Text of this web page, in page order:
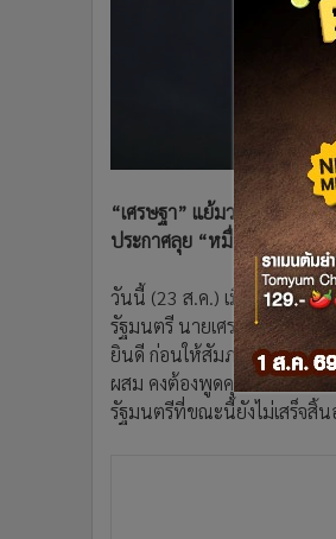
Gotomanager“เศรษฐา” แย้มวางตัว ครม.
ประกาศลุย “หมื่นดิจิทัล” ทันที
วันนี้ (23 ส.ค.) เมื่อเวลา
รัฐมนตรี นายเศรษฐา ทวีสิน
ยินดี ก่อนให้สัมภาษณ์กับสื่อม
ผสม คงต้องพูดคุยกันเรื่องขอ
รัฐมนตรีที่ขณะนี้ยังไม่เสร็จสิ้น